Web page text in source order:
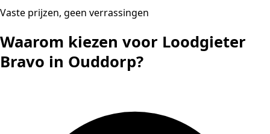
Vaste prijzen, geen verrassingen
Waarom kiezen voor Loodgieter
Bravo in Ouddorp?